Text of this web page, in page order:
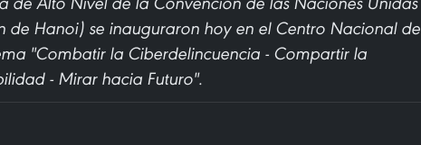
de Hanoi) se inauguraron hoy en el Centro Nacional de
"Combatir la Ciberdelincuencia - Compartir la
- Mirar hacia Futuro".